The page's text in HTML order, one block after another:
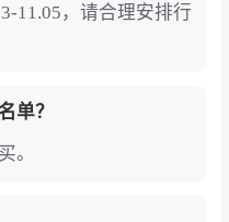
11.05，请合理安排行
单？
。